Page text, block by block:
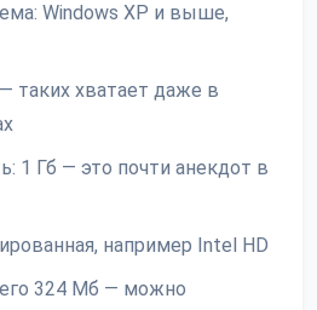
Windows XP и выше,
таких хватает даже в
1 Гб — это почти анекдот в
например Intel HD
324 Мб — можно